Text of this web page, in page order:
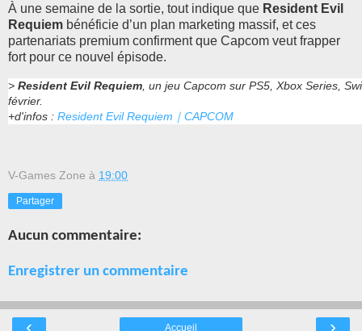
À une semaine de la sortie, tout indique que Resident Evil
Requiem bénéficie d’un plan marketing massif, et ces
partenariats premium confirment que Capcom veut frapper
fort pour ce nouvel épisode.
> Resident Evil Requiem , un jeu Capcom sur PS5, Xbox Series,
février.
+d'infos : Resident Evil Requiem｜CAPCOM
V-Games Zone à 19:00
Partager
Aucun commentaire:
Enregistrer un commentaire
‹ ›
Accueil